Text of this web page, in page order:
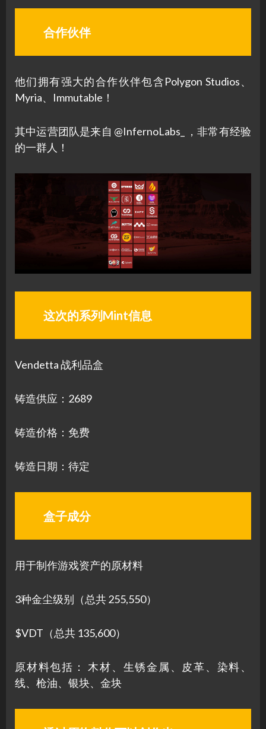
合作伙伴
他们拥有强大的合作伙伴包含Polygon Studios、
Myria、Immutable！
其中运营团队是来自 @InfernoLabs_ ，非常有经验
的一群人！
这次的系列Mint信息
Vendetta 战利品盒
铸造供应：2689
铸造价格：免费
铸造日期：待定
盒子成分
用于制作游戏资产的原材料
3种金尘级别（总共 255,550）
$VDT（总共 135,600）
原材料包括： 木材、生锈金属、皮革、染料、
线、枪油、银块、金块